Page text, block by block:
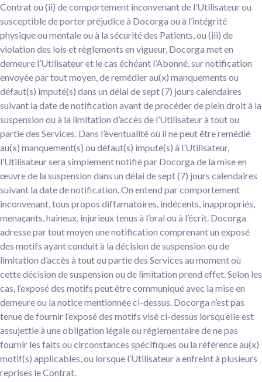
Contrat ou (ii) de comportement inconvenant de l’Utilisateur ou
susceptible de porter préjudice à Docorga ou à l’intégrité
physique ou mentale ou à la sécurité des Patients, ou (iii) de
violation des lois et règlements en vigueur, Docorga met en
demeure l’Utilisateur et le cas échéant l’Abonné, sur notification
envoyée par tout moyen, de remédier au(x) manquements ou
défaut(s) imputé(s) dans un délai de sept (7) jours calendaires
suivant la date de notification avant de procéder de plein droit à la
suspension ou à la limitation d’accès de l’Utilisateur à tout ou
partie des Services. Dans l’éventualité où il ne peut être remédié
au(x) manquement(s) ou défaut(s) imputé(s) à l’Utilisateur,
l’Utilisateur sera simplement notifié par Docorga de la mise en
œuvre de la suspension dans un délai de sept (7) jours calendaires
suivant la date de notification. On entend par comportement
inconvenant, tous propos diffamatoires, indécents, inappropriés,
menaçants, haineux, injurieux tenus à l’oral ou à l’écrit. Docorga
adresse par tout moyen une notification comprenant un exposé
des motifs ayant conduit à la décision de suspension ou de
limitation d’accès à tout ou partie des Services au moment où
cette décision de suspension ou de limitation prend effet. Selon les
cas, l’exposé des motifs peut être communiqué avec la mise en
demeure ou la notice mentionnée ci-dessus. Docorga n’est pas
tenue de fournir l’exposé des motifs visé ci-dessus lorsqu’elle est
assujettie à une obligation légale ou réglementaire de ne pas
fournir les faits ou circonstances spécifiques ou la référence au(x)
motif(s) applicables, ou lorsque l’Utilisateur a enfreint à plusieurs
reprises le Contrat.